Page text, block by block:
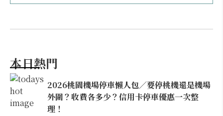
本日熱門
2026桃園機場停車懶人包／要停桃機還是機場
外圍？收費各多少？信用卡停車優惠一次整
理！